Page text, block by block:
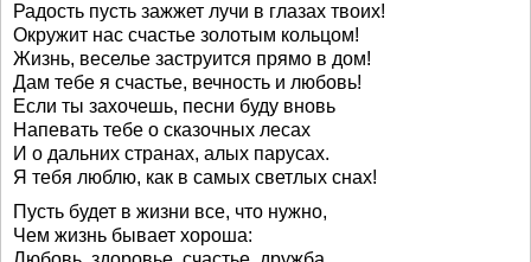
Радость пусть зажжет лучи в глазах твоих!
Окружит нас счастье золотым кольцом!
Жизнь, веселье заструится прямо в дом!
Дам тебе я счастье, вечность и любовь!
Если ты захочешь, песни буду вновь
Напевать тебе о сказочных лесах
И о дальних странах, алых парусах.
Я тебя люблю, как в самых светлых снах!
Пусть будет в жизни все, что нужно,
Чем жизнь бывает хороша: